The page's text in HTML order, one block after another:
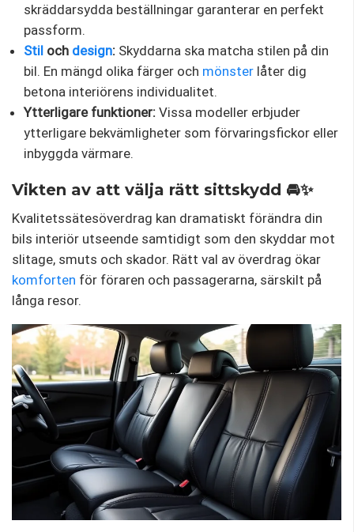
skräddarsydda beställningar garanterar en perfekt
passform.
Stil och design: Skyddarna ska matcha stilen på din
bil. En mängd olika färger och mönster låter dig
betona interiörens individualitet.
Ytterligare funktioner: Vissa modeller erbjuder
ytterligare bekvämligheter som förvaringsfickor eller
inbyggda värmare.
Vikten av att välja rätt sittskydd 🚘✨
Kvalitetssätesöverdrag kan dramatiskt förändra din
bils interiör utseende samtidigt som den skyddar mot
slitage, smuts och skador. Rätt val av överdrag ökar
komforten för föraren och passagerarna, särskilt på
långa resor.